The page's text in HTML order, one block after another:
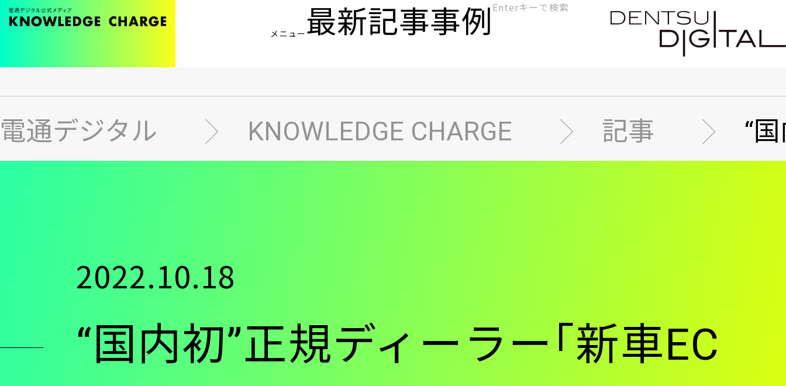
メ
イ
ン
コ
ツ
メニュー [KC]
ヘ
ッ
最新記事事例
検
索
電通デジタル KNOWLEDGE CHARGE 記事 “
“国内初”正規ディーラー｢新車EC
2022.10.18